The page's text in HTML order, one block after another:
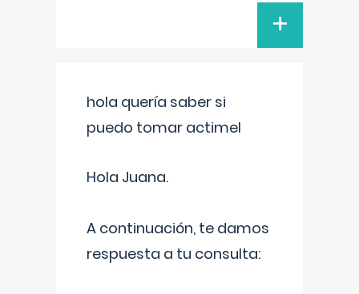
+
hola quería saber si
puedo tomar actimel
Hola Juana.
A continuación, te damos
respuesta a tu consulta: